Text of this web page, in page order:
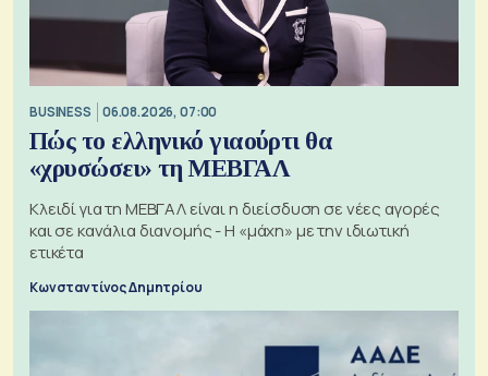
BUSINESS 06.08.2026, 07:00
Πώς το ελληνικό γιαούρτι θα
«χρυσώσει» τη ΜΕΒΓΑΛ
Κλειδί για τη ΜΕΒΓΑΛ είναι η διείσδυση σε νέες αγορές
και σε κανάλια διανομής - Η «μάχη» με την ιδιωτική
ετικέτα
Κωνσταντίνος Δημητρίου